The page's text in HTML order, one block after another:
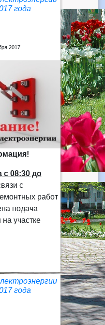
года
2017
с 08:30 до
с
работ
подача
на участке
года